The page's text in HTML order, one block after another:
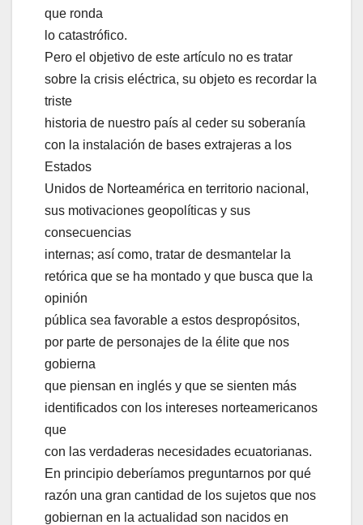
que ronda
lo catastrófico.
Pero el objetivo de este artículo no es tratar
sobre la crisis eléctrica, su objeto es recordar la
triste
historia de nuestro país al ceder su soberanía
con la instalación de bases extrajeras a los
Estados
Unidos de Norteamérica en territorio nacional,
sus motivaciones geopolíticas y sus
consecuencias
internas; así como, tratar de desmantelar la
retórica que se ha montado y que busca que la
opinión
pública sea favorable a estos despropósitos,
por parte de personajes de la élite que nos
gobierna
que piensan en inglés y que se sienten más
identificados con los intereses norteamericanos
que
con las verdaderas necesidades ecuatorianas.
En principio deberíamos preguntarnos por qué
razón una gran cantidad de los sujetos que nos
gobiernan en la actualidad son nacidos en